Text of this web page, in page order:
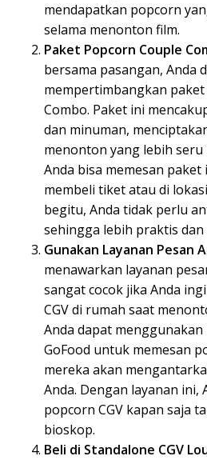
mendapatkan popcorn
selama menonton film.
Paket Popcorn Couple
bersama pasangan, Anda
mempertimbangkan
Combo. Paket ini
dan minuman,
menonton yang lebih seru
Anda bisa memesan
membeli tiket atau di
begitu, Anda tidak perlu
sehingga lebih praktis dan
Gunakan Layanan Pesan
menawarkan layanan
sangat cocok jika Anda
CGV di rumah saat
Anda dapat
GoFood untuk memesan
mereka akan
Anda. Dengan layanan ini,
popcorn CGV kapan saja
bioskop.
Beli di Standalone CGV